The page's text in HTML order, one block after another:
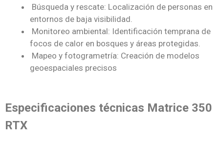
Búsqueda y rescate: Localización de personas en
entornos de baja visibilidad.
Monitoreo ambiental: Identificación temprana de
focos de calor en bosques y áreas protegidas.
Mapeo y fotogrametría: Creación de modelos
geoespaciales precisos
Especificaciones técnicas Matrice 350
RTX